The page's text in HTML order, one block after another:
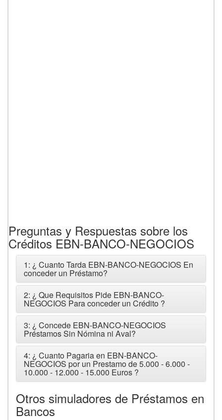
Preguntas y Respuestas sobre los
Créditos EBN-BANCO-NEGOCIOS
1: ¿ Cuanto Tarda EBN-BANCO-NEGOCIOS En
conceder un Préstamo?
2: ¿ Que Requisitos Pide EBN-BANCO-
NEGOCIOS Para conceder un Crédito ?
3: ¿ Concede EBN-BANCO-NEGOCIOS
Préstamos Sin Nómina ni Aval?
4: ¿ Cuanto Pagaria en EBN-BANCO-
NEGOCIOS por un Prestamo de 5.000 - 6.000 -
10.000 - 12.000 - 15.000 Euros ?
Otros simuladores de Préstamos en
Bancos